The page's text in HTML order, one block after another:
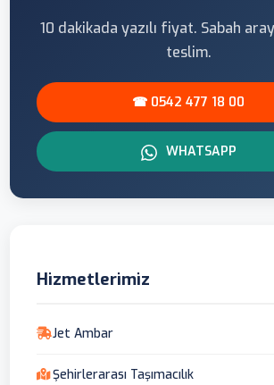
10 dakikada yazılı fiyat. Sabah
teslim.
☎ 0542 477 18 00
WHATSAPP
Hizmetlerimiz
Jet Ambar
Şehirlerarası Taşımacılık